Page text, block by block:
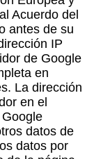
Acuerdo del
antes de su
IP
de Google
en
La dirección
en el
datos de
datos por